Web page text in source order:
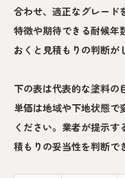
合わせ、適正なグレード
特徴や期待できる耐候年
おくと見積もりの判断が
下の表は代表的な塗料の
単価は地域や下地状態で
ください。業者が提示
積もりの妥当性を判断で